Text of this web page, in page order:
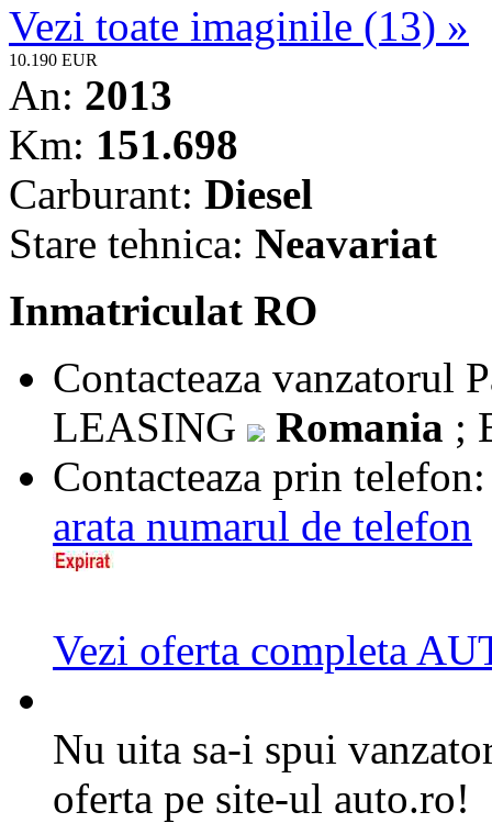
Vezi toate imaginile (13) »
10.190 EUR
An: 2013
Km: 151.698
Carburant: Diesel
Stare tehnica: Neavariat
Inmatriculat RO
Contacteaza vanzatorul
LEASING
Romania ;
Contacteaza prin telefon:
arata numarul de telefon
Vezi oferta completa
Nu uita sa-i spui
oferta pe site-ul auto.ro!